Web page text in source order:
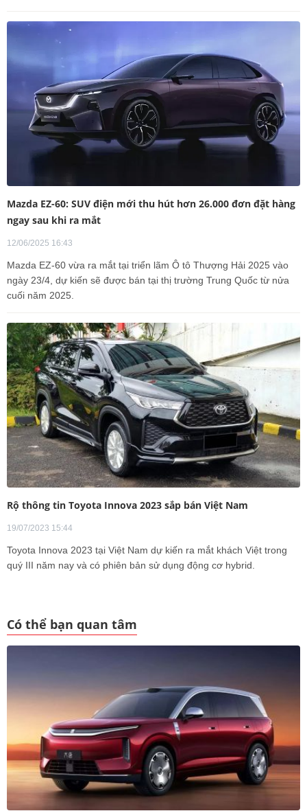
Mazda EZ-60: SUV điện mới thu hút hơn 26.000 đơn đặt hàng
ngay sau khi ra mắt
12/06/2025 16:43
Mazda EZ-60 vừa ra mắt tại triển lãm Ô tô Thượng Hải 2025 vào
ngày 23/4, dự kiến sẽ được bán tại thị trường Trung Quốc từ nửa
cuối năm 2025.
Rộ thông tin Toyota Innova 2023 sắp bán Việt Nam
19/07/2023 15:44
Toyota Innova 2023 tại Việt Nam dự kiến ra mắt khách Việt trong
quý III năm nay và có phiên bản sử dụng động cơ hybrid.
Có thể bạn quan tâm